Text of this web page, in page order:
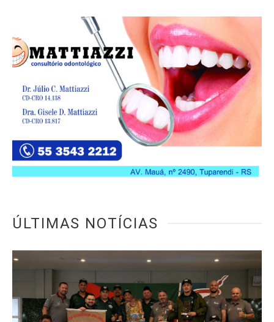
ÚLTIMAS NOTÍCIAS